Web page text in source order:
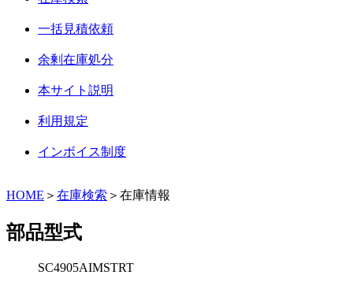
一括見積依頼
余剰在庫処分
本サイト説明
利用規定
インボイス制度
HOME ＞ 在庫検索 ＞在庫情報
部品型式
SC4905AIMSTRT